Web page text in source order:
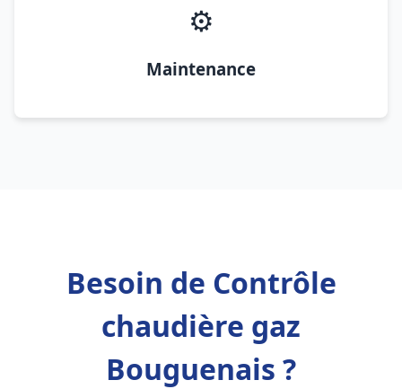
⚙️
Maintenance
Besoin de Contrôle
chaudière gaz
Bouguenais ?